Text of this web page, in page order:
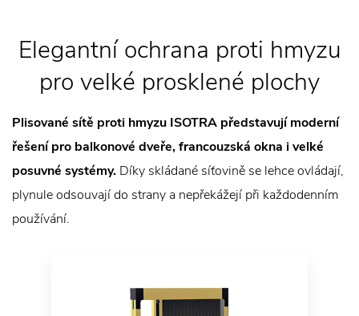
Elegantní ochrana proti hmyzu
pro velké prosklené plochy
Plisované sítě proti hmyzu ISOTRA představují moderní
řešení pro balkonové dveře, francouzská okna i velké
posuvné systémy. Díky skládané síťovině se lehce ovládají,
plynule odsouvají do strany a nepřekážejí při každodenním
používání.